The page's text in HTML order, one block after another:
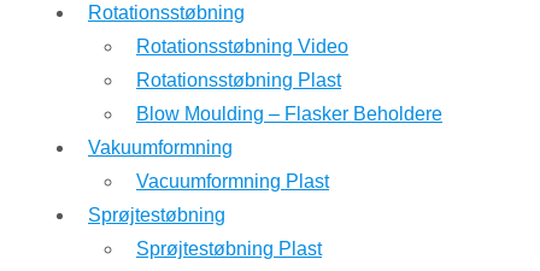
Rotationsstøbning
Rotationsstøbning Video
Rotationsstøbning Plast
Blow Moulding – Flasker Beholdere
Vakuumformning
Vacuumformning Plast
Sprøjtestøbning
Sprøjtestøbning Plast